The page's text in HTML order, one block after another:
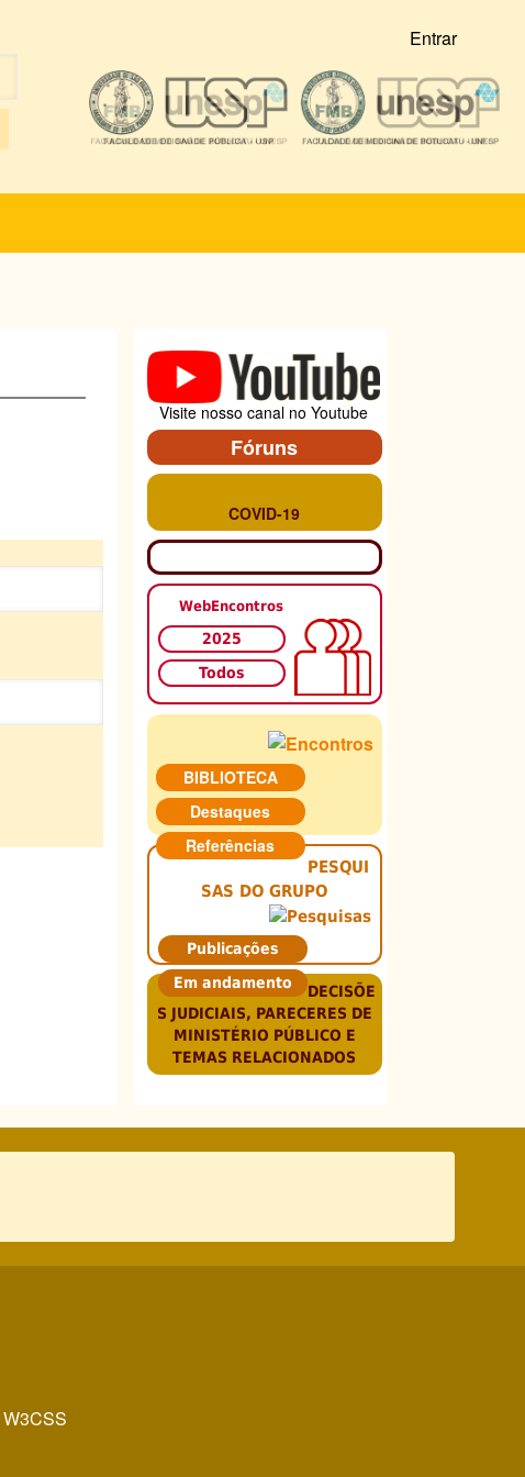
Entrar
Visite nosso canal no Youtube
Fóruns
COVID-19
WebEncontros
2025
Todos
BIBLIOTECA
Destaques
Referências
PESQUI
SAS DO GRUPO
Publicações
Em andamento
DECISÕE
S JUDICIAIS, PARECERES DE
MINISTÉRIO PÚBLICO E
TEMAS RELACIONADOS
W3CSS